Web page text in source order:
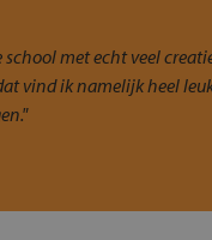
school met echt veel
vind ik namelijk heel